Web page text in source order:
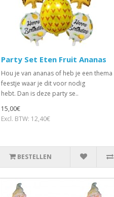
Party Set Eten Fruit Ananas
Hou je van ananas of heb je een thema
feestje waar je dit voor nodig
hebt. Dan is deze party se..
15,00€
Excl. BTW: 12,40€
BESTELLEN